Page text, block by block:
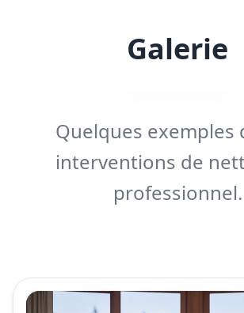
Galerie
Quelques exemples
interventions de
professionnel.